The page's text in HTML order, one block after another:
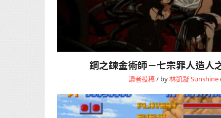
鋼之鍊金術師－七宗罪人造人
讀者投稿/ by林凱凝 Sunshine